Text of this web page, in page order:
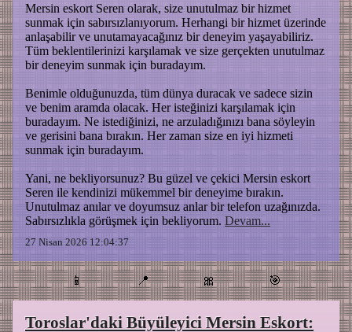
Mersin eskort Seren olarak, size unutulmaz bir hizmet
sunmak için sabırsızlanıyorum. Herhangi bir hizmet üzerinde
anlaşabilir ve unutamayacağınız bir deneyim yaşayabiliriz.
Tüm beklentilerinizi karşılamak ve size gerçekten unutulmaz
bir deneyim sunmak için buradayım.
Benimle olduğunuzda, tüm dünya duracak ve sadece sizin
ve benim aramda olacak. Her isteğinizi karşılamak için
buradayım. Ne istediğinizi, ne arzuladığınızı bana söyleyin
ve gerisini bana bırakın. Her zaman size en iyi hizmeti
sunmak için buradayım.
Yani, ne bekliyorsunuz? Bu güzel ve çekici Mersin eskort
Seren ile kendinizi mükemmel bir deneyime bırakın.
Unutulmaz anılar ve doyumsuz anlar bir telefon uzağınızda.
Sabırsızlıkla görüşmek için bekliyorum. Devam...
27 Nisan 2026 12:04:37
📱 📍 🎀 🎯
Toroslar'daki Büyüleyici Mersin Eskort: